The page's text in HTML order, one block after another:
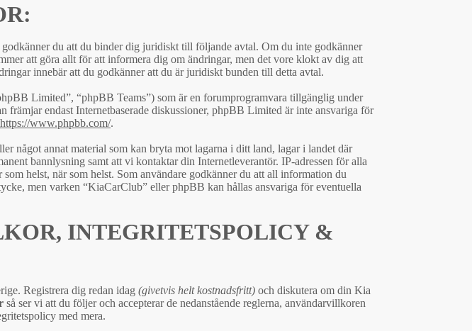
godkänner du att du binder dig juridiskt till följande avtal. Om du inte godkänner
att göra allt för att informera dig om ändringar, men det vore klokt av dig att
innebär att du godkänner att du är juridiskt bunden till detta avtal.
Limited”, “phpBB Teams”) som är en forumprogramvara tillgänglig under
främjar endast Internetbaserade diskussioner, phpBB Limited är inte ansvariga för
https://www.phpbb.com/.
något annat material som kan bryta mot lagarna i ditt land, lagar i landet där
bannlysning samt att vi kontaktar din Internetleverantör. IP-adressen för alla
helst, när som helst. Som användare godkänner du att all information du
men varken “KiaCarClub” eller phpBB kan hållas ansvariga för eventuella
INTEGRITETSPOLICY &
Registrera dig redan idag (givetvis helt kostnadsfritt) och diskutera om din Kia
så ser vi att du följer och accepterar de nedanstående reglerna, användarvillkoren
med mera.